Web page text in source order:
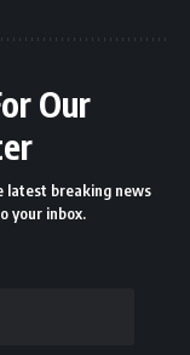
Our
latest breaking news
your inbox.